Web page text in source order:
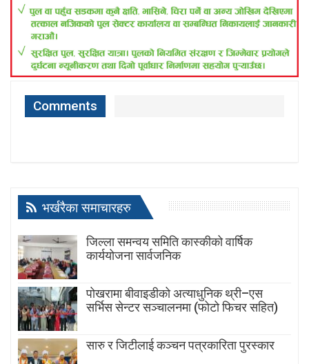
Comments
भर्खरैका समाचारहरु
जिल्ला समन्वय समिति कास्कीको वार्षिक
कार्ययोजना सार्वजनिक
पोखरामा बीवाइडीको अत्याधुनिक थ्री–एस
सर्भिस सेन्टर सञ्चालनमा (फोटो फिचर सहित)
सारु र जिटीलाई कञ्चन पत्रकारिता पुरस्कार